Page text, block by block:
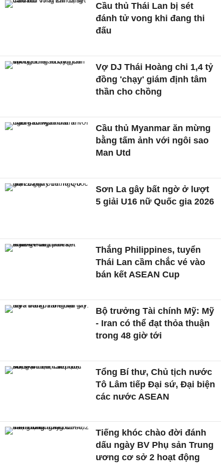
Cầu thủ Thái Lan bị sét
đánh tử vong khi đang thi
đấu
Vợ DJ Thái Hoàng chi 1,4 tỷ
đồng 'chạy' giám định tâm
thần cho chồng
Cầu thủ Myanmar ăn mừng
bằng tấm ảnh với ngôi sao
Man Utd
Sơn La gây bất ngờ ở lượt
5 giải U16 nữ Quốc gia 2026
Thắng Philippines, tuyển
Thái Lan cầm chắc vé vào
bán kết ASEAN Cup
Bộ trưởng Tài chính Mỹ: Mỹ
- Iran có thể đạt thỏa thuận
trong 48 giờ tới
Tổng Bí thư, Chủ tịch nước
Tô Lâm tiếp Đại sứ, Đại biện
các nước ASEAN
Tiếng khóc chào đời đánh
dấu ngày BV Phụ sản Trung
ương cơ sở 2 hoạt động